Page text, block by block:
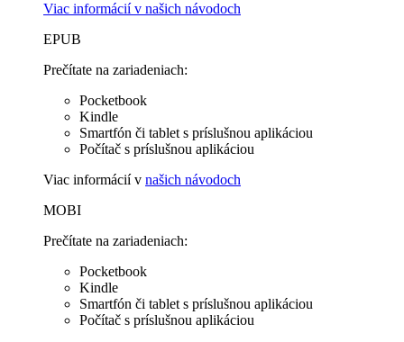
Viac informácií v našich návodoch
EPUB
Prečítate na zariadeniach:
Pocketbook
Kindle
Smartfón či tablet s príslušnou aplikáciou
Počítač s príslušnou aplikáciou
Viac informácií v našich návodoch
MOBI
Prečítate na zariadeniach:
Pocketbook
Kindle
Smartfón či tablet s príslušnou aplikáciou
Počítač s príslušnou aplikáciou